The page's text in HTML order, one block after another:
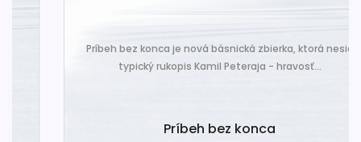
Príbeh bez konca je nová básnická zbierka, ktorá nesie
typický rukopis Kamil Peteraja - hravosť...
Príbeh bez konca